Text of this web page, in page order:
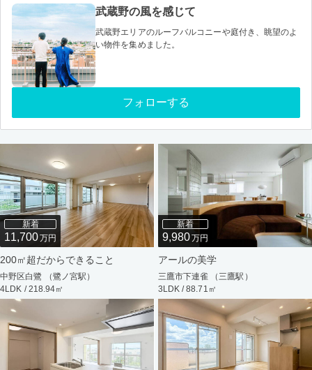
武蔵野の風を感じて
武蔵野エリアのルーフバルコニーや庭付き、眺望のよ
い物件を集めました。
フォローする
新着
11,700万円
200㎡超だからできること
中野区白鷺 （鷺ノ宮駅）
4LDK / 218.94㎡
新着
9,980万円
アールの美学
三鷹市下連雀 （三鷹駅）
3LDK / 88.71㎡